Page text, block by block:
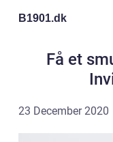
B1901.dk
Få et
23 December 2020